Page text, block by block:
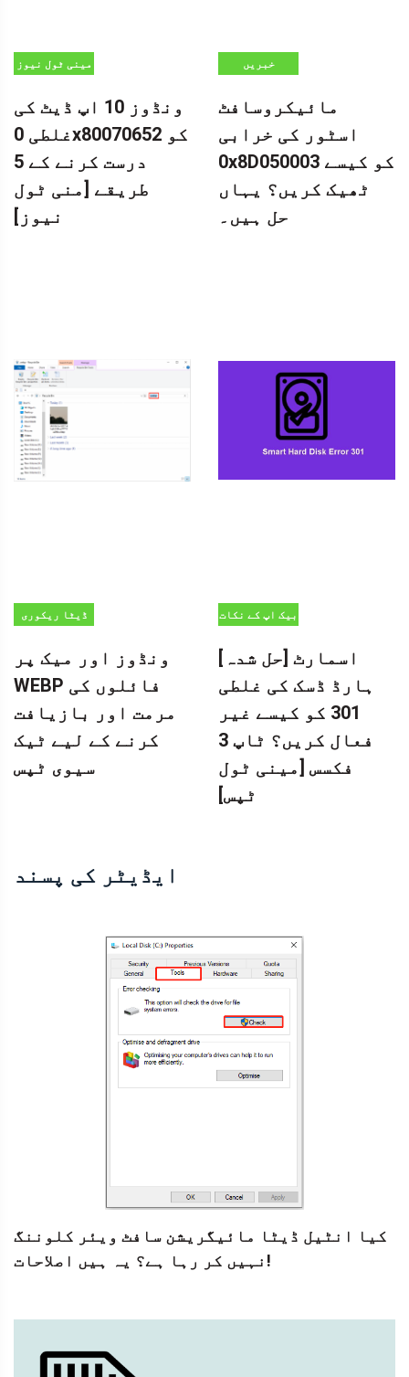
مینی ٹول نیوز
ونڈوز 10 اپ ڈیٹ کی
غلطی 0x80070652 کو
درست کرنے کے 5
طریقے [منی ٹول
نیوز]
خبریں
مائیکروسافٹ
اسٹور کی خرابی
0x8D050003 کو کیسے
ٹھیک کریں؟ یہاں
حل ہیں۔
ڈیٹا ریکوری
ونڈوز اور میک پر
WEBP فائلوں کی
مرمت اور بازیافت
کرنے کے لیے ٹیک
سیوی ٹپس
بیک اپ کے نکات
[حل شدہ] اسمارٹ
ہارڈ ڈسک کی غلطی
301 کو کیسے غیر
فعال کریں؟ ٹاپ 3
فکسس [مینی ٹول
ٹپس]
ایڈیٹر کی پسند
کیا انٹیل ڈیٹا مائیگریشن سافٹ ویئر کلوننگ
نہیں کر رہا ہے؟ یہ ہیں اصلاحات!